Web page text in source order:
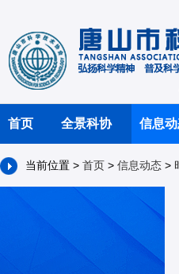
首页 全景科协 信息
当前位置 > 首页 > 信息动态 >